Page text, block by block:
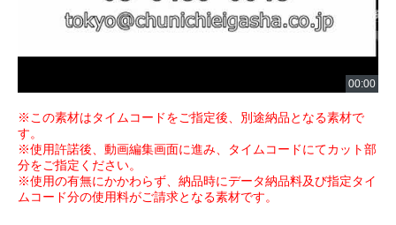
※この素材はタイムコードをご指定後、別途納品となる素材で
す。
※使用許諾後、動画編集画面に進み、タイムコードにてカット部
分をご指定ください。
※使用の有無にかかわらず、納品時にデータ納品料及び指定タイ
ムコード分の使用料がご請求となる素材です。